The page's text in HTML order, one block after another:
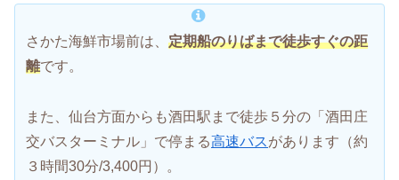
さかた海鮮市場前は、 定期船のりばまで徒歩すぐの距
離です。
また、仙台方面からも酒田駅まで徒歩５分の「酒田庄
交バスターミナル」で停まる高速バスがあります（約
３時間30分/3,400円）。